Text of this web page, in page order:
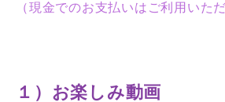
（現金でのお支払いはご利用いた
１）お楽しみ動画